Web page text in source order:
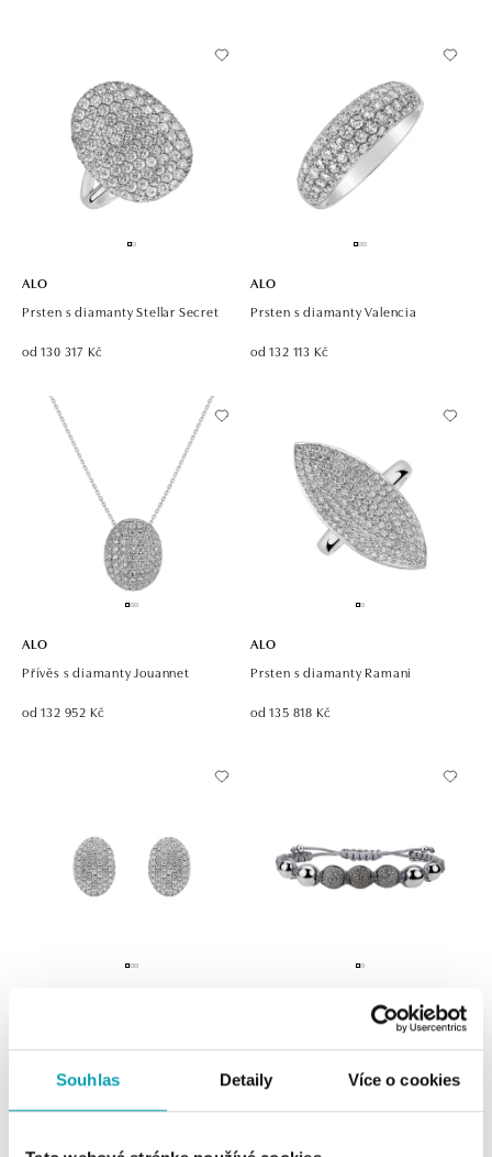
Souhlas Detaily Více o cookies
ALO
Prsten s diamanty Stellar Secret
od 130 317 Kč
ALO
Prsten s diamanty Valencia
od 132 113 Kč
ALO
Přívěs s diamanty Jouannet
od 132 952 Kč
ALO
Prsten s diamanty Ramani
od 135 818 Kč
od 137 853 Kč
Náramek s bílými a hnědými
diamanty Hamza
od 142 169 Kč